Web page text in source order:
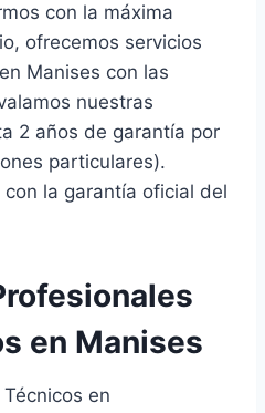
con la máxima
ofrecemos servicios
Manises con las
nuestras
2 años de garantía por
particulares).
la garantía oficial del
en Manises
en